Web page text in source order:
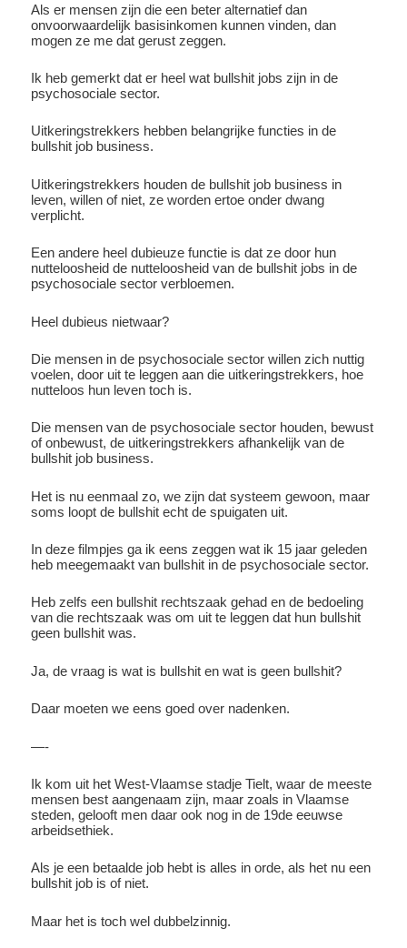
Als er mensen zijn die een beter alternatief dan
onvoorwaardelijk basisinkomen kunnen vinden, dan
mogen ze me dat gerust zeggen.
Ik heb gemerkt dat er heel wat bullshit jobs zijn in de
psychosociale sector.
Uitkeringstrekkers hebben belangrijke functies in de
bullshit job business.
Uitkeringstrekkers houden de bullshit job business in
leven, willen of niet, ze worden ertoe onder dwang
verplicht.
Een andere heel dubieuze functie is dat ze door hun
nutteloosheid de nutteloosheid van de bullshit jobs in de
psychosociale sector verbloemen.
Heel dubieus nietwaar?
Die mensen in de psychosociale sector willen zich nuttig
voelen, door uit te leggen aan die uitkeringstrekkers, hoe
nutteloos hun leven toch is.
Die mensen van de psychosociale sector houden, bewust
of onbewust, de uitkeringstrekkers afhankelijk van de
bullshit job business.
Het is nu eenmaal zo, we zijn dat systeem gewoon, maar
soms loopt de bullshit echt de spuigaten uit.
In deze filmpjes ga ik eens zeggen wat ik 15 jaar geleden
heb meegemaakt van bullshit in de psychosociale sector.
Heb zelfs een bullshit rechtszaak gehad en de bedoeling
van die rechtszaak was om uit te leggen dat hun bullshit
geen bullshit was.
Ja, de vraag is wat is bullshit en wat is geen bullshit?
Daar moeten we eens goed over nadenken.
—-
Ik kom uit het West-Vlaamse stadje Tielt, waar de meeste
mensen best aangenaam zijn, maar zoals in Vlaamse
steden, gelooft men daar ook nog in de 19de eeuwse
arbeidsethiek.
Als je een betaalde job hebt is alles in orde, als het nu een
bullshit job is of niet.
Maar het is toch wel dubbelzinnig.